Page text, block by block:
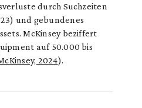
durch Suchzeiten
und gebundenes
McKinsey beziffert
auf 50.000 bis
2024).